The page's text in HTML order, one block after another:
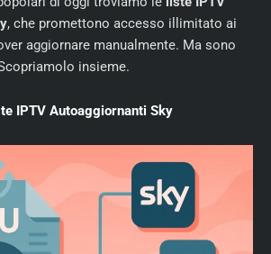
, che promettono accesso illimitato ai
aggiornare manualmente. Ma sono
insieme.
IPTV Autoaggiornanti Sky